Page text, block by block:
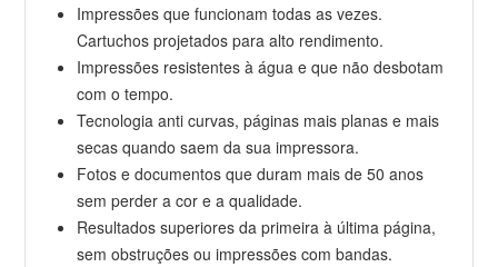
Impressões que funcionam todas as vezes.
Cartuchos projetados para alto rendimento.
Impressões resistentes à água e que não desbotam
com o tempo.
Tecnologia anti curvas, páginas mais planas e mais
secas quando saem da sua impressora.
Fotos e documentos que duram mais de 50 anos
sem perder a cor e a qualidade.
Resultados superiores da primeira à última página,
sem obstruções ou impressões com bandas.